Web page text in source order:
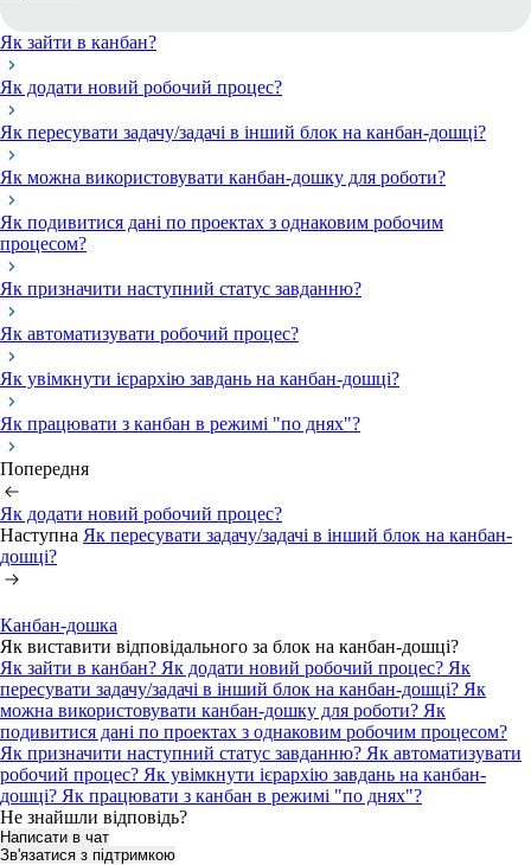
Як зайти в канбан?
Як додати новий робочий процес?
Як пересувати задачу/задачі в інший блок на канбан-дошці?
Як можна використовувати канбан-дошку для роботи?
Як подивитися дані по проектах з однаковим робочим
процесом?
Як призначити наступний статус завданню?
Як автоматизувати робочий процес?
Як увімкнути ієрархію завдань на канбан-дошці?
Як працювати з канбан в режимі "по днях"?
Попередня
Як додати новий робочий процес?
Наступна Як пересувати задачу/задачі в інший блок на канбан-
дошці?
Канбан-дошка
Як виставити відповідального за блок на канбан-дошці?
Як зайти в канбан? Як додати новий робочий процес? Як
пересувати задачу/задачі в інший блок на канбан-дошці? Як
можна використовувати канбан-дошку для роботи? Як
подивитися дані по проектах з однаковим робочим процесом?
Як призначити наступний статус завданню? Як автоматизувати
робочий процес? Як увімкнути ієрархію завдань на канбан-
дошці? Як працювати з канбан в режимі "по днях"?
Не знайшли відповідь?
Написати в чат
Зв'язатися з підтримкою